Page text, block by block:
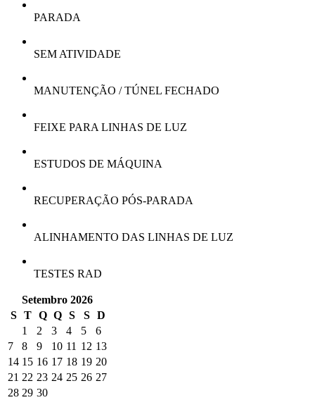
PARADA
SEM ATIVIDADE
MANUTENÇÃO / TÚNEL FECHADO
FEIXE PARA LINHAS DE LUZ
ESTUDOS DE MÁQUINA
RECUPERAÇÃO PÓS-PARADA
ALINHAMENTO DAS LINHAS DE LUZ
TESTES RAD
Setembro 2026
S
T Q Q S S D
1
2 3 4 5
6
7
8 9 10 11 12 13
14 15 16 17 18 19 20
21 22 23 24 25 26 27
28 29 30